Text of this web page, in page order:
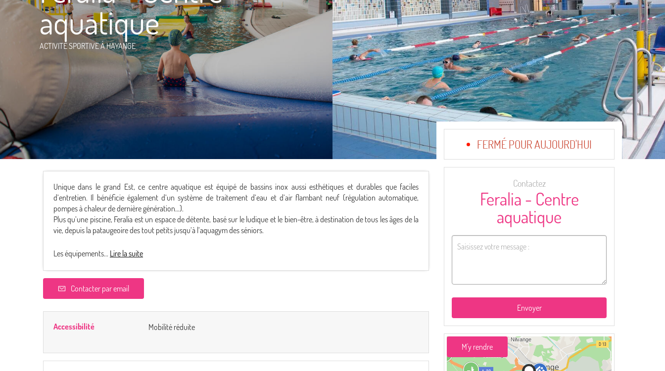
aquatique
ACTIVITÉ SPORTIVEÀ HAYANGE
Unique dans le grand Est, ce centre aquatique est équipé de bassins inox aussi esthétiques et durables que faciles
d’entretien. Il bénéficie également d’un système de traitement d’eau et d’air flambant neuf (régulation automatique,
pompes à chaleur de dernière génération…).
Plus qu’une piscine, Feralia est un espace de détente, basé sur le ludique et le bien-être, à destination de tous les âges de la
vie, depuis la pataugeoire des tout petits jusqu’à l’aquagym des séniors.
Les équipements... Lire la suite
Contacter par email
Accessibilité Mobilité réduite
FERMÉ POUR AUJOURD'HUI
Contactez
Feralia - Centre
aquatique
Envoyer
M'y rendre